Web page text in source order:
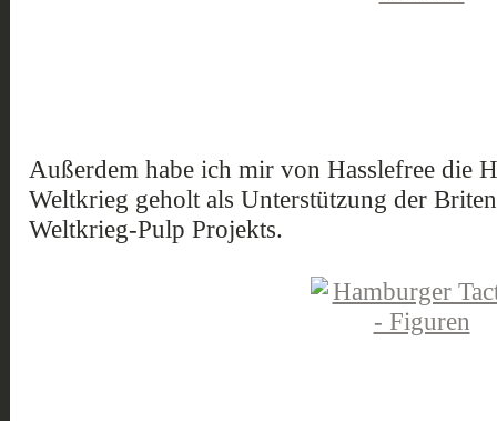
Außerdem habe ich mir von Hasslefree die
Weltkrieg geholt als Unterstützung der
Weltkrieg-Pulp Projekts.